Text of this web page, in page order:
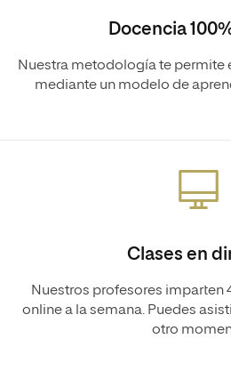
Docencia
Nuestra metodología te permite
mediante un modelo de
Clases en
Nuestros profesores imparten
online a la semana. Puedes
otro